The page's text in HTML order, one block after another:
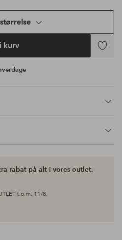
kurv
Tilføj
rabat på alt i vores outlet.
t.o.m. 11/8.